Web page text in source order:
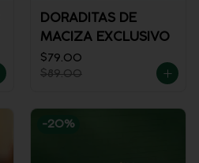
DORADITAS DE
MACIZA EXCLUSIVO
$79.00
$89.00
-20%